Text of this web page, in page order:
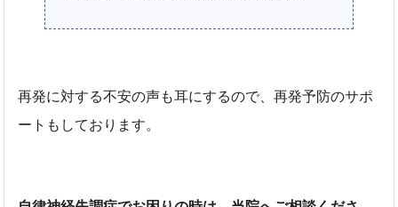
再発に対する不安の声も耳にするので、再発予防のサポ
ートもしております。